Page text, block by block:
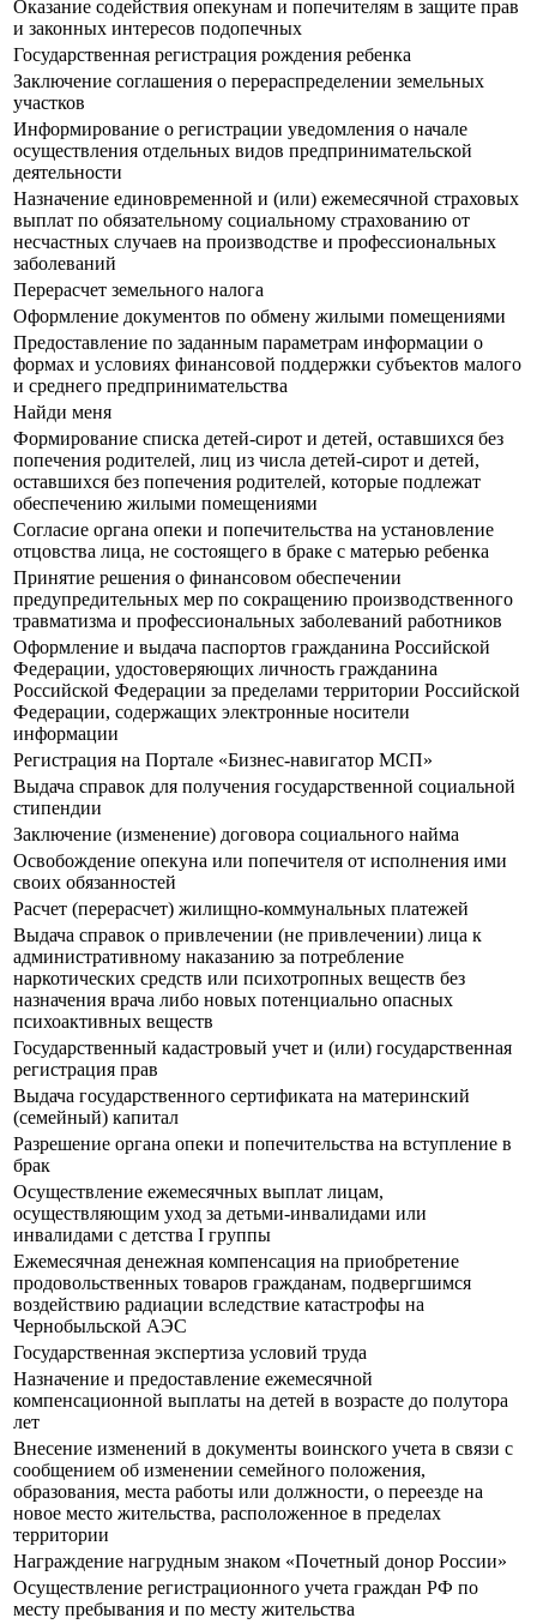
Оказание содействия опекунам и попечителям в защите прав
и законных интересов подопечных
Государственная регистрация рождения ребенка
Заключение соглашения о перераспределении земельных
участков
Информирование о регистрации уведомления о начале
осуществления отдельных видов предпринимательской
деятельности
Назначение единовременной и (или) ежемесячной страховых
выплат по обязательному социальному страхованию от
несчастных случаев на производстве и профессиональных
заболеваний
Перерасчет земельного налога
Оформление документов по обмену жилыми помещениями
Предоставление по заданным параметрам информации о
формах и условиях финансовой поддержки субъектов малого
и среднего предпринимательства
Найди меня
Формирование списка детей-сирот и детей, оставшихся без
попечения родителей, лиц из числа детей-сирот и детей,
оставшихся без попечения родителей, которые подлежат
обеспечению жилыми помещениями
Согласие органа опеки и попечительства на установление
отцовства лица, не состоящего в браке с матерью ребенка
Принятие решения о финансовом обеспечении
предупредительных мер по сокращению производственного
травматизма и профессиональных заболеваний работников
Оформление и выдача паспортов гражданина Российской
Федерации, удостоверяющих личность гражданина
Российской Федерации за пределами территории Российской
Федерации, содержащих электронные носители
информации
Регистрация на Портале «Бизнес-навигатор МСП»
Выдача справок для получения государственной социальной
стипендии
Заключение (изменение) договора социального найма
Освобождение опекуна или попечителя от исполнения ими
своих обязанностей
Расчет (перерасчет) жилищно-коммунальных платежей
Выдача справок о привлечении (не привлечении) лица к
административному наказанию за потребление
наркотических средств или психотропных веществ без
назначения врача либо новых потенциально опасных
психоактивных веществ
Государственный кадастровый учет и (или) государственная
регистрация прав
Выдача государственного сертификата на материнский
(семейный) капитал
Разрешение органа опеки и попечительства на вступление в
брак
Осуществление ежемесячных выплат лицам,
осуществляющим уход за детьми-инвалидами или
инвалидами с детства I группы
Ежемесячная денежная компенсация на приобретение
продовольственных товаров гражданам, подвергшимся
воздействию радиации вследствие катастрофы на
Чернобыльской АЭС
Государственная экспертиза условий труда
Назначение и предоставление ежемесячной
компенсационной выплаты на детей в возрасте до полутора
лет
Внесение изменений в документы воинского учета в связи с
сообщением об изменении семейного положения,
образования, места работы или должности, о переезде на
новое место жительства, расположенное в пределах
территории
Награждение нагрудным знаком «Почетный донор России»
Осуществление регистрационного учета граждан РФ по
месту пребывания и по месту жительства